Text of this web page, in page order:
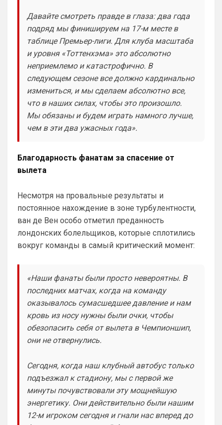
Давайте смотреть правде в глаза: два года
подряд мы финишируем на 17-м месте в
таблице Премьер-лиги. Для клуба масштаба
и уровня «Тоттенхэма» это абсолютно
неприемлемо и катастрофично. В
следующем сезоне все должно кардинально
измениться, и мы сделаем абсолютно все,
что в наших силах, чтобы это произошло.
Мы обязаны и будем играть намного лучше,
чем в эти два ужасных года».
Благодарность фанатам за спасение от
вылета
Несмотря на провальные результаты и
постоянное нахождение в зоне турбулентности,
ван де Вен особо отметил преданность
лондонских болельщиков, которые сплотились
вокруг команды в самый критический момент:
«Наши фанаты были просто невероятны. В
последних матчах, когда на команду
оказывалось сумасшедшее давление и нам
кровь из носу нужны были очки, чтобы
обезопасить себя от вылета в Чемпионшип,
они не отвернулись.
Сегодня, когда наш клубный автобус только
подъезжал к стадиону, мы с первой же
минуты почувствовали эту мощнейшую
энергетику. Они действительно были нашим
12-м игроком сегодня и гнали нас вперед до
чата , вверху возле профиля кнопку
нажал и ты видишь все что связано с
твоим любимым клубом, включая его
чат профильный …но наверное это не
так просто сделать )
Britball• 11:46
Ответ для Аристократ
вверху возле профиля кнопку нажал и ты
видишь все что связано с твоим любимы
Прикинь сколько чатов или групп мне
нужно делать будет? И главный вопрос…
нет смысла делать отдельно. И еще
момент. Например в чате Челси идёт
Сити заходит на сайт, видео что чат
Britball • 11:46
…пустой и выходит с сайта , потому что
не видит общения и активности.
Deep_Blue• 12:26
Ответ для Britball
Прикинь сколько чатов или групп мне
нужно делать будет? И главный вопрос…
получается болел сити не сможет зайти в
чат с
В свое время, когда куча
неопределившихся глоров в АПЛ, не
знали, кому отдавать предпочтение -
Манчестер Юнайтед или Арсеналу,
выбрали Челси волей судьбы, просто
потому что, там появился российский